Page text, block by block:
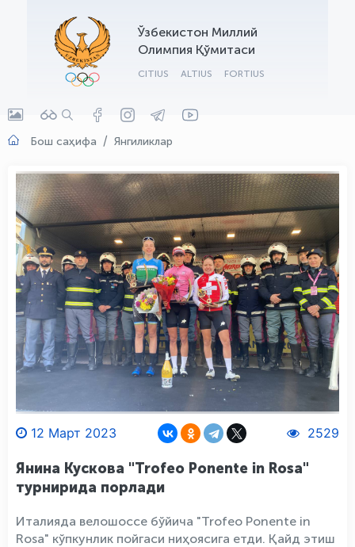
Ўзбекистон Миллий
Олимпия Қўмитаси
CITIUS ALTIUS FORTIUS
Бош саҳифа Янгиликлар
12 Март 2023 2529
Янина Кускова "Trofeo Ponente in Rosa"
турнирида порлади
Италияда велошоссе бўйича "Trofeo Ponente in
Rosa" кўпкунлик пойгаси ниҳоясига етди. Қайд этиш
OLYMPCHIK AI - yordamchi
Онлайн · olympic.uz